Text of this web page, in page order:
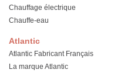
Atlantic
Atlantic Fabricant Français
La marque Atlantic
Chauffage électrique
Chauffe-eau